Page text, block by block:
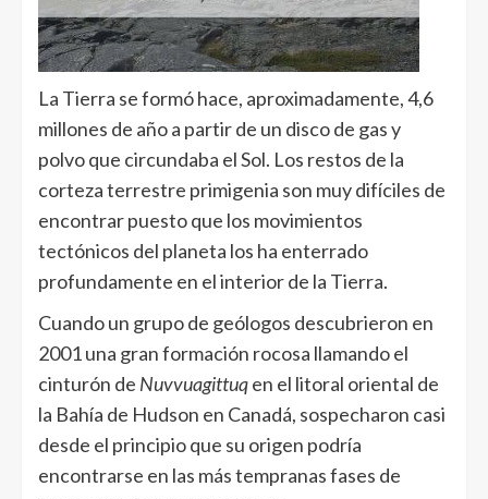
La Tierra se formó hace, aproximadamente, 4,6
millones de año a partir de un disco de gas y
polvo que circundaba el Sol. Los restos de la
corteza terrestre primigenia son muy difíciles de
encontrar puesto que los movimientos
tectónicos del planeta los ha enterrado
profundamente en el interior de la Tierra.
Cuando un grupo de geólogos descubrieron en
2001 una gran formación rocosa llamando el
cinturón de Nuvvuagittuqen el litoral oriental de
la Bahía de Hudson en Canadá, sospecharon casi
desde el principio que su origen podría
encontrarse en las más tempranas fases de